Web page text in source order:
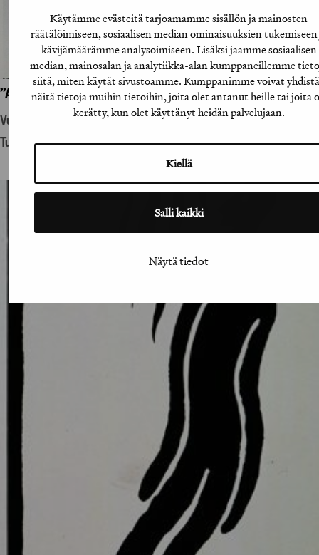
Käytämme evästeitä tarjoamamme sisällön ja mainosten
räätälöimiseen, sosiaalisen median ominaisuuksien
kävijämäärämme analysoimiseen. Lisäksi jaamme sosiaalisen
median, mainosalan ja analytiikka-alan kumppaneillemme
siitä, miten käytät sivustoamme. Kumppanimme voivat
näitä tietoja muihin tietoihin, joita olet antanut heille tai joita
kerätty, kun olet käyttänyt heidän palvelujaan.
Kiellä
Salli kaikki
Näytä tiedot
”A-lehtien suoramainoslähetys”
Vuosikirjatyö
Tuotantohyödykemainonta